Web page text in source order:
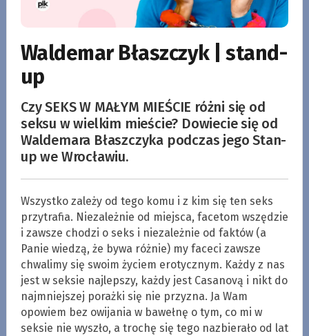
Waldemar Błaszczyk | stand-
up
Czy SEKS W MAŁYM MIEŚCIE różni się od
seksu w wielkim mieście? Dowiecie się od
Waldemara Błaszczyka podczas jego Stan-
up we Wrocławiu.
Wszystko zależy od tego komu i z kim się ten seks
przytrafia. Niezależnie od miejsca, facetom wszędzie
i zawsze chodzi o seks i niezależnie od faktów (a
Panie wiedzą, że bywa różnie) my faceci zawsze
chwalimy się swoim życiem erotycznym. Każdy z nas
jest w seksie najlepszy, każdy jest Casanovą i nikt do
najmniejszej porażki się nie przyzna. Ja Wam
opowiem bez owijania w bawełnę o tym, co mi w
seksie nie wyszło, a trochę się tego nazbierało od lat